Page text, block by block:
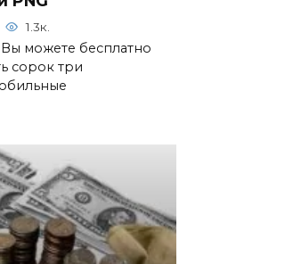
1.3к.
можете бесплатно
сорок три